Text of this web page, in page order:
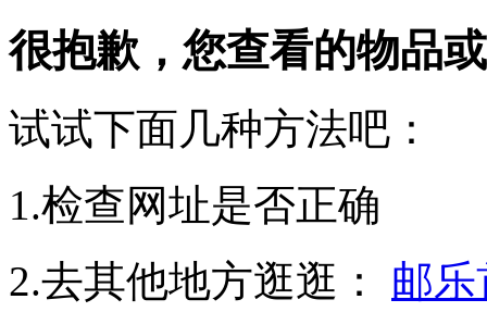
很抱歉，您查看的物品
试试下面几种方法吧：
1.检查网址是否正确
2.去其他地方逛逛：
邮